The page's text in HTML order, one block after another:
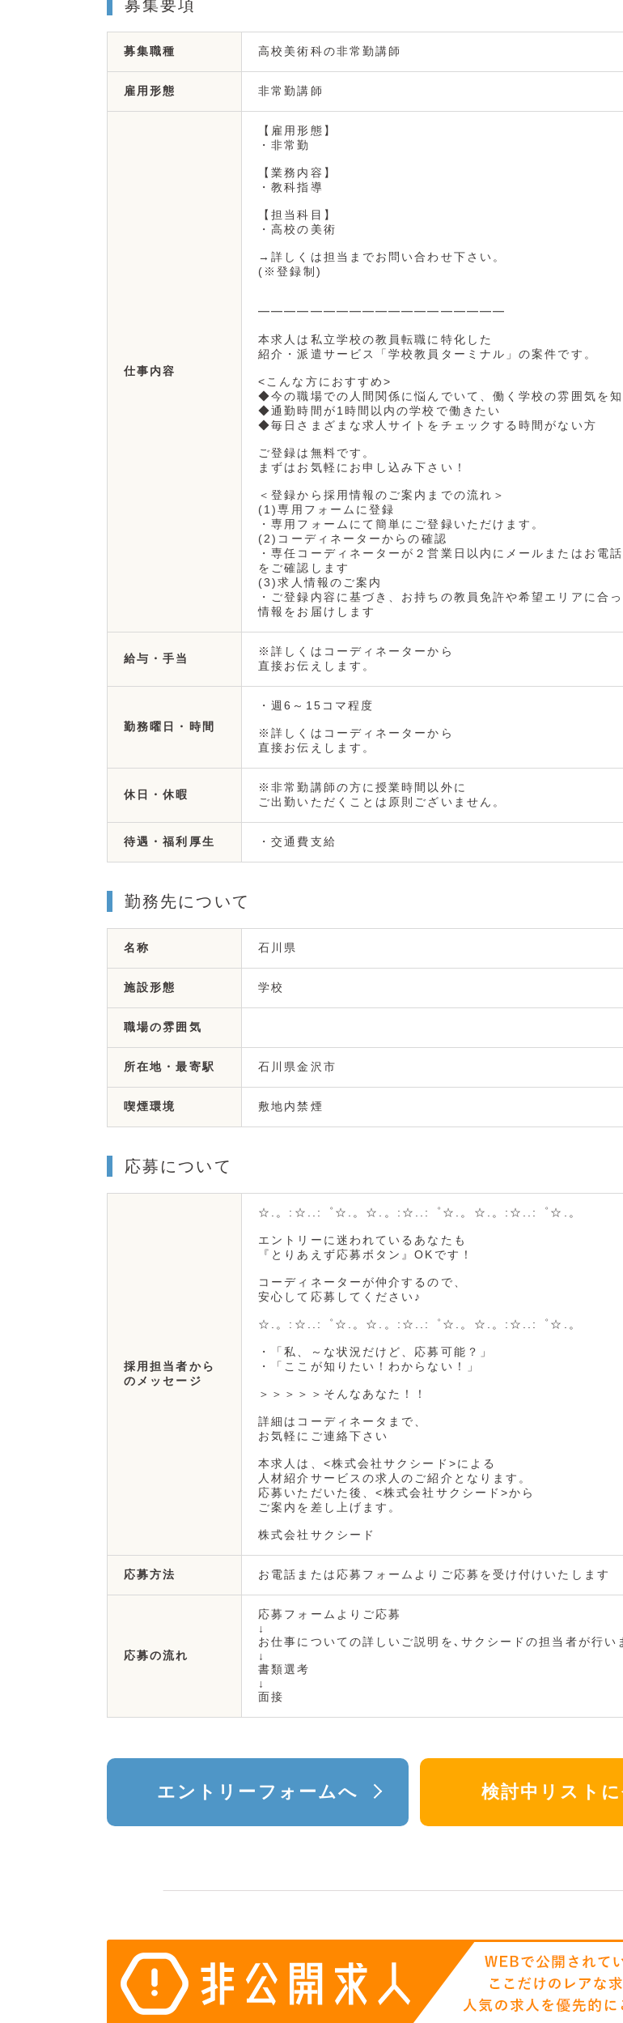
募集要項
募集職種 高校美術科の非常勤講師
雇用形態 非常勤講師
仕事内容
【雇用形態】
・非常勤
【業務内容】
・教科指導
【担当科目】
・高校の美術
→詳しくは担当までお問い合わせ下さい。
(※登録制)
━━━━━━━━━━━━━━━━━━━
本求人は私立学校の教員転職に特化した
紹介・派遣サービス「学校教員ターミナル」の案件です。
<こんな方におすすめ>
◆今の職場での人間関係に悩んでいて、働く学校の雰囲気を
◆通勤時間が1時間以内の学校で働きたい
◆毎日さまざまな求人サイトをチェックする時間がない方
ご登録は無料です。
まずはお気軽にお申し込み下さい！
＜登録から採用情報のご案内までの流れ＞
(1)専用フォームに登録
・専用フォームにて簡単にご登録いただけます。
(2)コーディネーターからの確認
・専任コーディネーターが２営業日以内にメールまたはお電
をご確認します
(3)求人情報のご案内
・ご登録内容に基づき、お持ちの教員免許や希望エリアに合
情報をお届けします
給与・手当
※詳しくはコーディネーターから
直接お伝えします。
勤務曜日・時間
・週6～15コマ程度
※詳しくはコーディネーターから
直接お伝えします。
休日・休暇
※非常勤講師の方に授業時間以外に
ご出勤いただくことは原則ございません。
待遇・福利厚生 ・交通費支給
勤務先について
名称 石川県
施設形態 学校
職場の雰囲気
所在地・最寄駅 石川県金沢市
喫煙環境 敷地内禁煙
応募について
採用担当者から
のメッセージ
☆.。:☆..:゜☆.。☆.。:☆..:゜☆.。☆.。:☆..:゜☆.。
エントリーに迷われているあなたも
『とりあえず応募ボタン』OKです！
コーディネーターが仲介するので、
安心して応募してください♪
☆.。:☆..:゜☆.。☆.。:☆..:゜☆.。☆.。:☆..:゜☆.。
・「私、～な状況だけど、応募可能？」
・「ここが知りたい！わからない！」
＞＞＞＞＞そんなあなた！！
詳細はコーディネータまで、
お気軽にご連絡下さい
本求人は、<株式会社サクシード>による
人材紹介サービスの求人のご紹介となります。
応募いただいた後、<株式会社サクシード>から
ご案内を差し上げます。
株式会社サクシード
応募方法 お電話または応募フォームよりご応募を受け付けいたします
応募の流れ
応募フォームよりご応募
↓
お仕事についての詳しいご説明を､サクシードの担当者が行い
↓
書類選考
↓
面接
エントリーフォームへ 検討中リスト